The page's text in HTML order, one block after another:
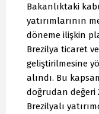
Bakanlıktaki
yatırımlarının
döneme ilişkin
Brezilya ticaret
geliştirilmesine
alındı. Bu
doğrudan değeri
Brezilyalı